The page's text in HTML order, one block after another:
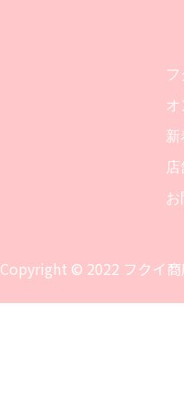
オ
新
店
Copyright © 2022 フクイ